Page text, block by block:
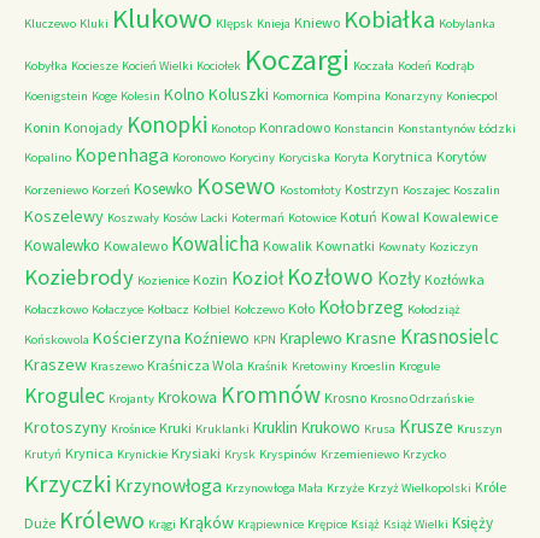
Kluczewo Kluki Klukowo Klępsk Knieja Kniewo Kobiałka Kobylanka
Kobyłka Kociesze Kocień Wielki Kociołek Koczargi Koczała Kodeń Kodrąb
Koenigstein Koge Kolesin Kolno Koluszki Komornica Kompina Konarzyny Koniecpol
Konin Konojady Konopki Konotop Konradowo Konstancin Konstantynów Łódzki
Kopalino Kopenhaga Koronowo Koryciny Koryciska Koryta Korytnica Korytów
Korzeniewo Korzeń Kosewko Kosewo Kostomłoty Kostrzyn Koszajec Koszalin
Koszelewy Koszwały Kosów Lacki Kotermań Kotowice Kotuń Kowal Kowalewice
Kowalewko Kowalewo Kowalicha Kowalik Kownatki Kownaty Koziczyn
Koziebrody Kozienice Kozin Kozioł Kozłowo Kozły Kozłówka
Kołaczkowo Kołaczyce Kołbacz Kołbiel Kołczewo Koło Kołobrzeg Kołodziąż
Końskowola Kościerzyna Koźniewo KPN Kraplewo Krasne Krasnosielc
Kraszew Kraszewo Kraśnicza Wola Kraśnik Kretowiny Kroeslin Krogule
Krogulec Krojanty Krokowa Kromnów Krosno Krosno Odrzańskie
Krotoszyny Krośnice Kruki Kruklanki Kruklin Krukowo Krusa Krusze Kruszyn
Krutyń Krynica Krynickie Krysiaki Krysk Kryspinów Krzemieniewo Krzycko
Krzyczki Krzynowłoga Krzynowłoga Mała Krzyże Krzyż Wielkopolski Króle
Duże Królewo Krągi Krąków Krąpiewnice Krępice Książ Książ Wielki Księży